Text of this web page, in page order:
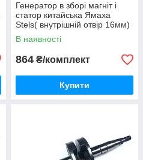
Генератор в зборі магніт і
статор китайська Ямаха
Stels( внутрішній отвір 16мм)
В наявності
864 ₴/комплект
Купити